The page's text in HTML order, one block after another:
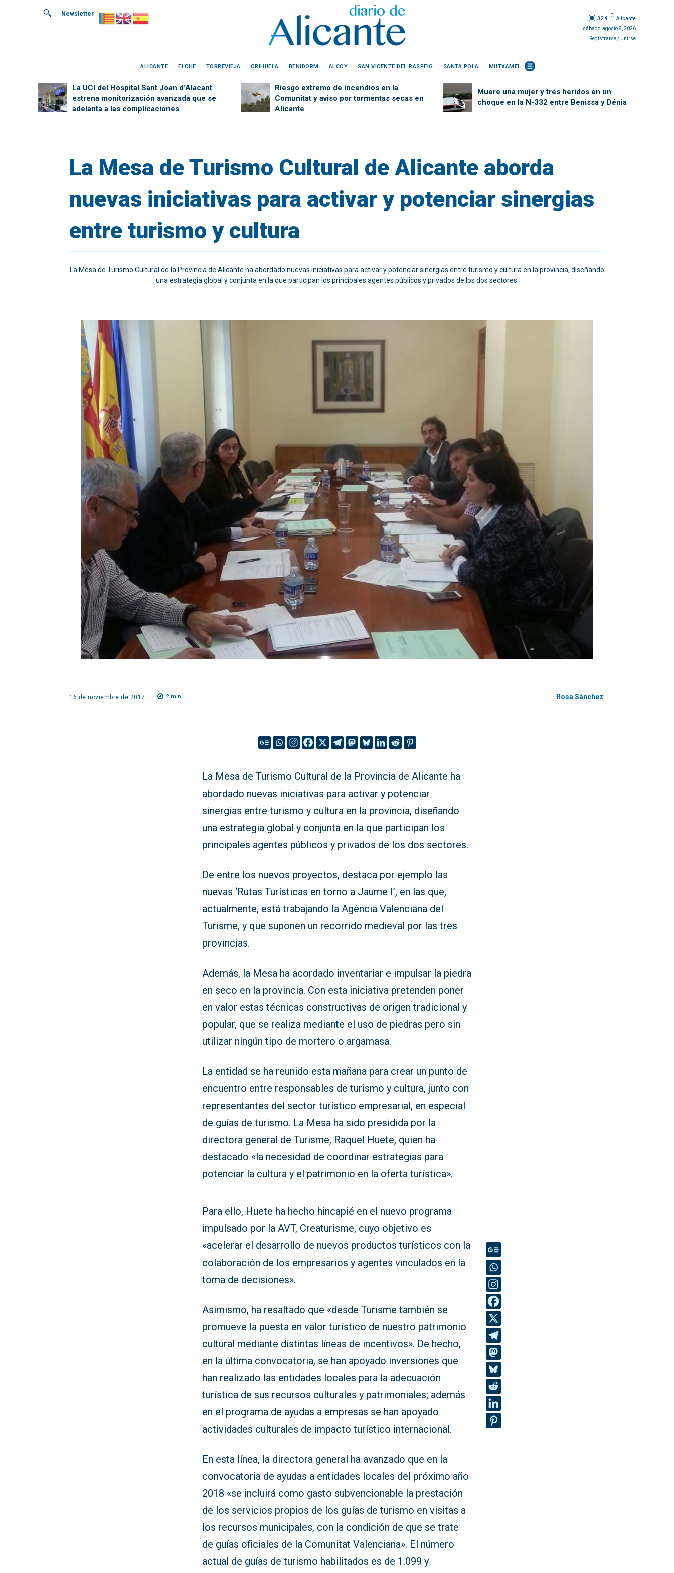
Newsletter
32.9
C
Alicante
sábado, agosto 8, 2026
Registrarse / Unirse
ALICANTE ELCHE TORREVIEJA ORIHUELA BENIDORM ALCOY SAN VICENTE DEL RASPEIG SANTA POLA MUTXAMEL
La UCI del Hospital Sant Joan d’Alacant
estrena monitorización avanzada que se
adelanta a las complicaciones
Riesgo extremo de incendios en la
Comunitat y aviso por tormentas secas en
Alicante
Muere una mujer y tres heridos en un
choque en la N-332 entre Benissa y Dénia
La Mesa de Turismo Cultural de Alicante aborda
nuevas iniciativas para activar y potenciar sinergias
entre turismo y cultura
La Mesa de Turismo Cultural de la Provincia de Alicante ha abordado nuevas iniciativas para activar y potenciar sinergias entre turismo y cultura en la provincia, diseñando
una estrategia global y conjunta en la que participan los principales agentes públicos y privados de los dos sectores.
16 de noviembre de 2017 2min. Rosa Sánchez
La Mesa de Turismo Cultural de la Provincia de Alicante ha
abordado nuevas iniciativas para activar y potenciar
sinergias entre turismo y cultura en la provincia, diseñando
una estrategia global y conjunta en la que participan los
principales agentes públicos y privados de los dos sectores.
De entre los nuevos proyectos, destaca por ejemplo las
nuevas ‘Rutas Turísticas en torno a Jaume I’, en las que,
actualmente, está trabajando la Agència Valenciana del
Turisme, y que suponen un recorrido medieval por las tres
provincias.
Además, la Mesa ha acordado inventariar e impulsar la piedra
en seco en la provincia. Con esta iniciativa pretenden poner
en valor estas técnicas constructivas de origen tradicional y
popular, que se realiza mediante el uso de piedras pero sin
utilizar ningún tipo de mortero o argamasa.
La entidad se ha reunido esta mañana para crear un punto de
encuentro entre responsables de turismo y cultura, junto con
representantes del sector turístico empresarial, en especial
de guías de turismo. La Mesa ha sido presidida por la
directora general de Turisme, Raquel Huete, quien ha
destacado «la necesidad de coordinar estrategias para
potenciar la cultura y el patrimonio en la oferta turística».
Para ello, Huete ha hecho hincapié en el nuevo programa
impulsado por la AVT, Creaturisme, cuyo objetivo es
«acelerar el desarrollo de nuevos productos turísticos con la
colaboración de los empresarios y agentes vinculados en la
toma de decisiones».
Asimismo, ha resaltado que «desde Turisme también se
promueve la puesta en valor turístico de nuestro patrimonio
cultural mediante distintas líneas de incentivos». De hecho,
en la última convocatoria, se han apoyado inversiones que
han realizado las entidades locales para la adecuación
turística de sus recursos culturales y patrimoniales; además
en el programa de ayudas a empresas se han apoyado
actividades culturales de impacto turístico internacional.
En esta línea, la directora general ha avanzado que en la
convocatoria de ayudas a entidades locales del próximo año
2018 «se incluirá como gasto subvencionable la prestación
de los servicios propios de los guías de turismo en visitas a
los recursos municipales, con la condición de que se trate
de guías oficiales de la Comunitat Valenciana». El número
actual de guías de turismo habilitados es de 1.099 y